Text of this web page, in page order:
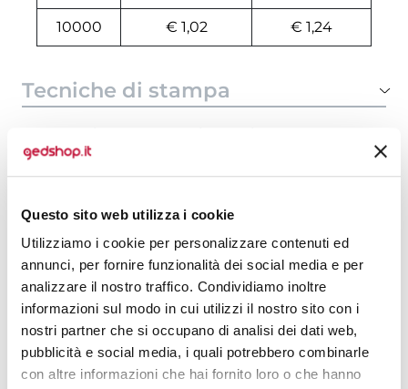
Questo sito web utilizza i cookie
Utilizziamo i cookie per personalizzare contenuti ed
annunci, per fornire funzionalità dei social media e per
analizzare il nostro traffico. Condividiamo inoltre
informazioni sul modo in cui utilizzi il nostro sito con i
nostri partner che si occupano di analisi dei dati web,
pubblicità e social media, i quali potrebbero combinarle
con altre informazioni che hai fornito loro o che hanno
10000 € 1,02 € 1,24
Tecniche di stampa
Domande e risposte
Prodotti alternativi